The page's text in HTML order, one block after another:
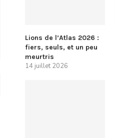
Lions de l’Atlas 2026 :
fiers, seuls, et un peu
meurtris
14 juillet 2026